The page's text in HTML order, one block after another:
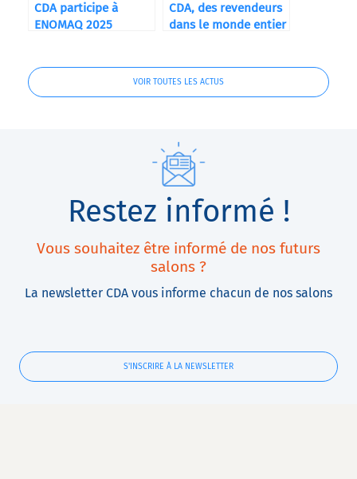
CDA participe à
ENOMAQ 2025
CDA, des revendeurs
dans le monde entier
VOIR TOUTES LES ACTUS
Restez informé !
Vous souhaitez être informé de nos futurs
salons ?
La newsletter CDA vous informe chacun de nos salons
S'INSCRIRE À LA NEWSLETTER